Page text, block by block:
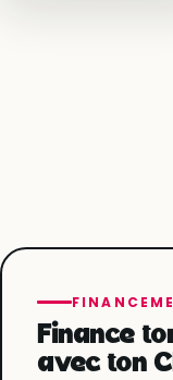
Finance
avec ton